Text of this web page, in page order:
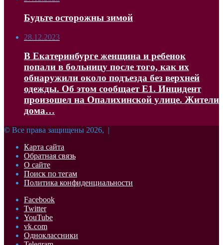
Будьте осторожны зимой
28.12.2023
В Екатеринбурге женщина и ребенок
попали в больницу после того, как их
обнаружили около подъезда без верхней
одежды. Об этом сообщает Е1. Инцидент
произошел на Опалихинской улице. Жители
дома…
© Все права защищены 2026, |
Карта сайта
Обратная связь
О сайте
Поиск по тегам
Политика конфиденциальности
Facebook
Twitter
YouTube
vk.com
Одноклассники